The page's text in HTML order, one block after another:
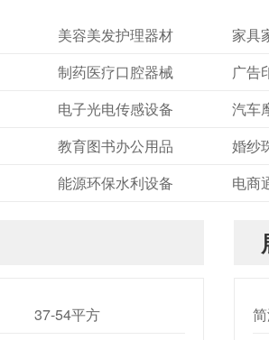
美容美发护理器材
家具
制药医疗口腔器械
广告
电子光电传感设备
汽车
教育图书办公用品
婚纱
能源环保水利设备 电商
37-54平方